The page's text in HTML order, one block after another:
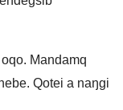
Mandamq
Qotei a naŋgi